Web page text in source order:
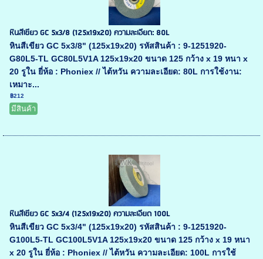
หินสีเขียว GC 5x3/8 (125x19x20) ความละเอียด: 80L
หินสีเขียว GC 5x3/8" (125x19x20) รหัสสินค้า : 9-1251920-
G80L5-TL GC80L5V1A 125x19x20 ขนาด 125 กว้าง x 19 หนา x
20 รูใน ยี่ห้อ : Phoniex // ไต้หวัน ความละเอียด: 80L การใช้งาน:
เหมาะ...
฿212
มีสินค้า
หินสีเขียว GC 5x3/4 (125x19x20) ความละเอียด 100L
หินสีเขียว GC 5x3/4" (125x19x20) รหัสสินค้า : 9-1251920-
G100L5-TL GC100L5V1A 125x19x20 ขนาด 125 กว้าง x 19 หนา
x 20 รูใน ยี่ห้อ : Phoniex // ไต้หวัน ความละเอียด: 100L การใช้